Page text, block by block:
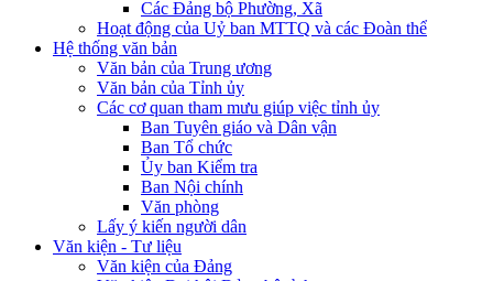
Các Đảng bộ Phường, Xã
Hoạt động của Uỷ ban MTTQ và các Đoàn thể
Hệ thống văn bản
Văn bản của Trung ương
Văn bản của Tỉnh ủy
Các cơ quan tham mưu giúp việc tỉnh ủy
Ban Tuyên giáo và Dân vận
Ban Tổ chức
Ủy ban Kiểm tra
Ban Nội chính
Văn phòng
Lấy ý kiến người dân
Văn kiện - Tư liệu
Văn kiện của Đảng